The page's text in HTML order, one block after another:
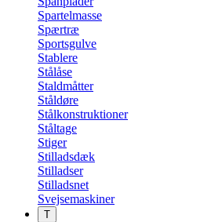
Spartelmasse
Spærtræ
Sportsgulve
Stablere
Stålåse
Staldmåtter
Ståldøre
Stålkonstruktioner
Ståltage
Stiger
Stilladsdæk
Stilladser
Stilladsnet
Svejsemaskiner
T